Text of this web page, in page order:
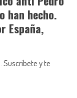
han hecho.
España,
Suscríbete y te